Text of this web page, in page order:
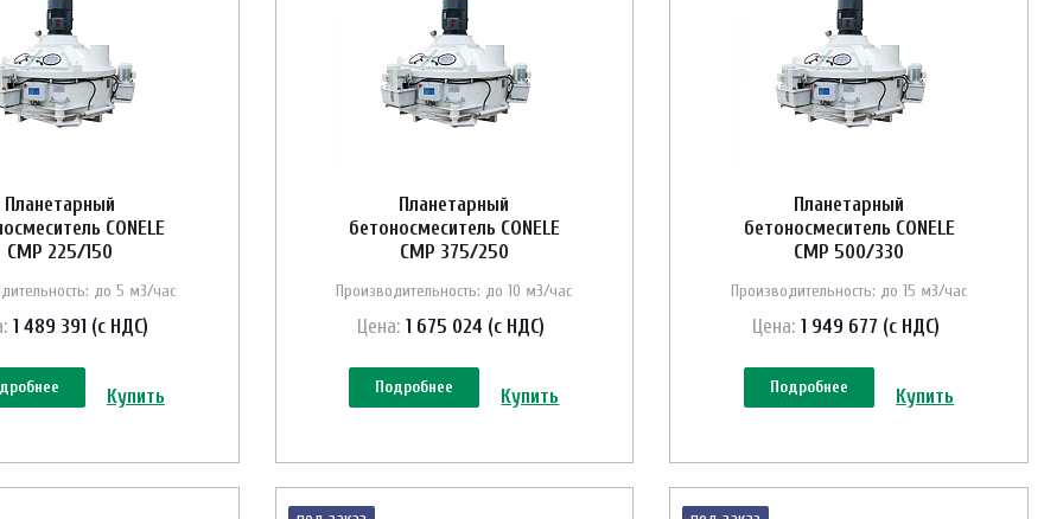
Планетарный
CONELE
CMP 225/150
до 5 м3/час
1 489 391 (с НДС)
Купить
Планетарный
бетоносмеситель CONELE
CMP 375/250
Производительность: до 10 м3/час
Цена: 1 675 024 (с НДС)
Подробнее Купить
Планетарный
бетоносмеситель CONELE
CMP 500/330
Производительность: до 15 м3/час
Цена: 1 949 677 (с НДС)
Подробнее Купить